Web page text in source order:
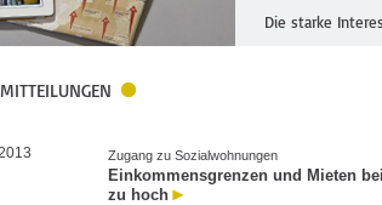
Die starke
Zugang zu Sozialwohnungen
Einkommensgrenzen und Mieten
zu hoch